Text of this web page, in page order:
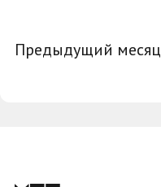
Предыдущий месяц